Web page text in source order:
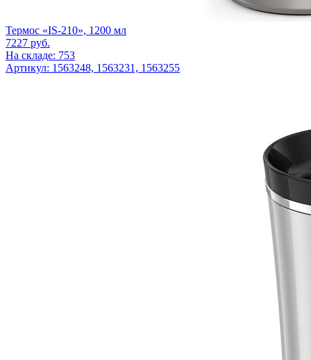
Термос «IS-210», 1200 мл
7227 руб.
На складе: 753
Артикул: 1563248, 1563231, 1563255